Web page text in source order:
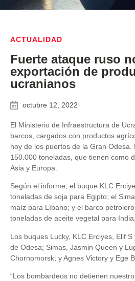
ACTUALIDAD
Fuerte ataque ruso
exportación de
ucranianos
octubre 12, 2022
El Ministerio de Infraestructura de
barcos, cargados con productos
hoy de los puertos de la Gran Odesa.
150.000 toneladas, que tienen como
Asia y Europa.
Según el informe, el buque KLC
toneladas de soja para Egipto; el
maíz para Líbano; y el barco
toneladas de aceite vegetal para India.
Los buques Lucky, KLC Erciyes, Elif
de Odesa; Simas, Jasmin Queen y
Chornomorsk; y Agnes Victory y Ege
“Los bombardeos no detienen